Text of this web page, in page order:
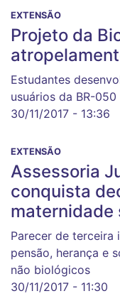
EXTENSÃO
Projeto da
Estudantes
usuários da BR-050
30/11/2017 - 13:36
EXTENSÃO
Assessoria
conquista
maternidade
Parecer de terceira
pensão, herança e
não biológicos
30/11/2017 - 11:30